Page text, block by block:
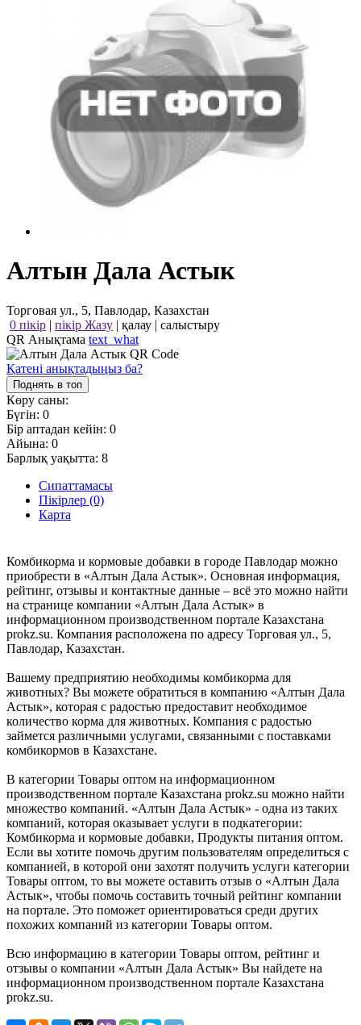
Алтын Дала Астык
Торговая ул., 5, Павлодар, Казахстан
0 пікір | пікір Жазу | қалау | салыстыру
QR Анықтама text_what
Қатені анықтадыңыз ба?
Поднять в топ
Көру саны:
Бүгін: 0
Бір аптадан кейін: 0
Айына: 0
Барлық уақытта: 8
Сипаттамасы
Пікірлер (0)
Карта
Комбикорма и кормовые добавки в городе Павлодар можно
приобрести в «Алтын Дала Астык». Основная информация,
рейтинг, отзывы и контактные данные – всё это можно найти
на странице компании «Алтын Дала Астык» в
информационном производственном портале Казахстана
prokz.su. Компания расположена по адресу Торговая ул., 5,
Павлодар, Казахстан.
Вашему предприятию необходимы комбикорма для
животных? Вы можете обратиться в компанию «Алтын Дала
Астык», которая с радостью предоставит необходимое
количество корма для животных. Компания с радостью
займется различными услугами, связанными с поставками
комбикормов в Казахстане.
В категории Товары оптом на информационном
производственном портале Казахстана prokz.su можно найти
множество компаний. «Алтын Дала Астык» - одна из таких
компаний, которая оказывает услуги в подкатегории:
Комбикорма и кормовые добавки, Продукты питания оптом.
Если вы хотите помочь другим пользователям определиться с
компанией, в которой они захотят получить услуги категории
Товары оптом, то вы можете оставить отзыв о «Алтын Дала
Астык», чтобы помочь составить точный рейтинг компании
на портале. Это поможет ориентироваться среди других
похожих компаний из категории Товары оптом.
Всю информацию в категории Товары оптом, рейтинг и
отзывы о компании «Алтын Дала Астык» Вы найдете на
информационном производственном портале Казахстана
prokz.su.